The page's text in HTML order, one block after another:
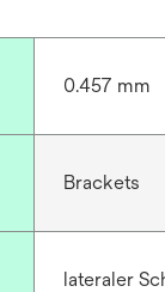
0.457 mm
Brackets
lateraler